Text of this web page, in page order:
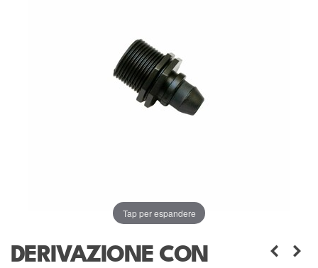
Tap per espandere
DERIVAZIONE CON